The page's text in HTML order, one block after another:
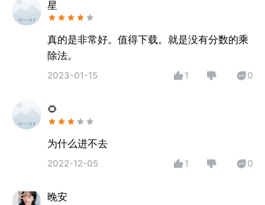
星
真的是非常好。值得下载。就是没有分数的乘
除法。
2023-01-15 1 0
🌻
为什么进不去
2022-12-05 1 0
晚安